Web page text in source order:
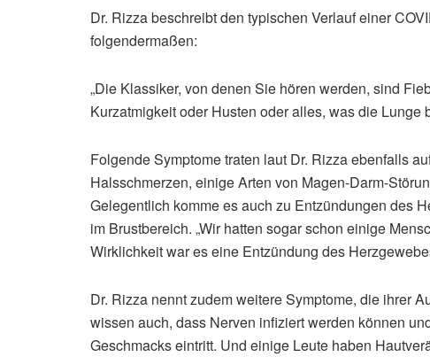
Dr. Rizza beschreibt den typischen Verlauf einer
folgendermaßen:
„Die Klassiker, von denen Sie hören werden, sind
Kurzatmigkeit oder Husten oder alles, was die Lunge
Folgende Symptome traten laut Dr. Rizza ebenfalls
Halsschmerzen, einige Arten von Magen-Darm-
Gelegentlich komme es auch zu Entzündungen des
im Brustbereich. „Wir hatten sogar schon einige
Wirklichkeit war es eine Entzündung des
Dr. Rizza nennt zudem weitere Symptome, die ihrer
wissen auch, dass Nerven infiziert werden können
Geschmacks eintritt. Und einige Leute haben